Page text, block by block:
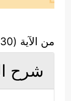
من الآية (30- 53)
شرح